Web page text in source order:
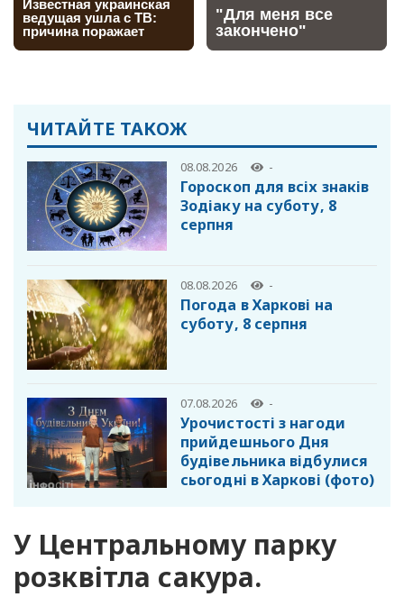
ЧИТАЙТЕ ТАКОЖ
08.08.2026 -
Гороскоп для всіх знаків
Зодіаку на суботу, 8
серпня
08.08.2026 -
Погода в Харкові на
суботу, 8 серпня
07.08.2026 -
Урочистості з нагоди
прийдешнього Дня
будівельника відбулися
сьогодні в Харкові (фото)
У Центральному парку
розквітла сакура.